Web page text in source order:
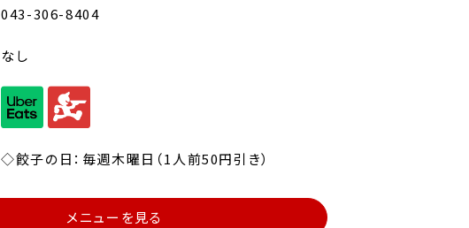
043-306-8404
なし
◇餃子の日：毎週木曜日（1人前50円引き）
メニューを見る